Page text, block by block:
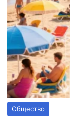
Общество